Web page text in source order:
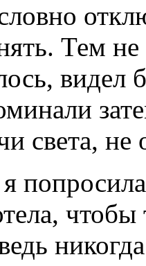
Тем
видел
света, не